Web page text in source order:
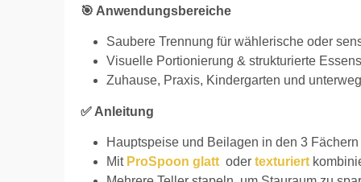
🎯 Anwendungsbereiche
Saubere Trennung für wählerische oder
Visuelle Portionierung & strukturierte
Zuhause, Praxis, Kindergarten und
✅ Anleitung
Hauptspeise und Beilagen in den 3
Mit ProSpoon glatt oder texturiert